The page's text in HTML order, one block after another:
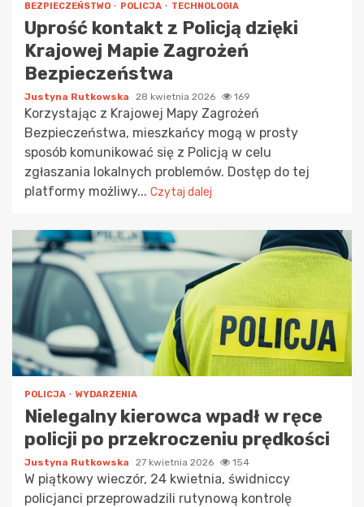
BEZPIECZEŃSTWO POLICJA TECHNOLOGIA
Uprość kontakt z Policją dzięki
Krajowej Mapie Zagrożeń
Bezpieczeństwa
Justyna Rutkowska 28 kwietnia 2026 169
Korzystając z Krajowej Mapy Zagrożeń
Bezpieczeństwa, mieszkańcy mogą w prosty
sposób komunikować się z Policją w celu
zgłaszania lokalnych problemów. Dostęp do tej
platformy możliwy... Czytaj dalej
POLICJA WYDARZENIA
Nielegalny kierowca wpadł w ręce
policji po przekroczeniu prędkości
Justyna Rutkowska 27 kwietnia 2026 154
W piątkowy wieczór, 24 kwietnia, świdniccy
policjanci przeprowadzili rutynową kontrolę